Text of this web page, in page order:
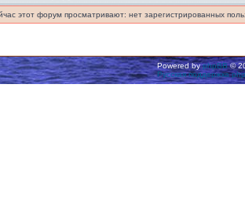
этот форум просматривают: нет зарегистрированных
Powered byphpBB©
Русская поддержка